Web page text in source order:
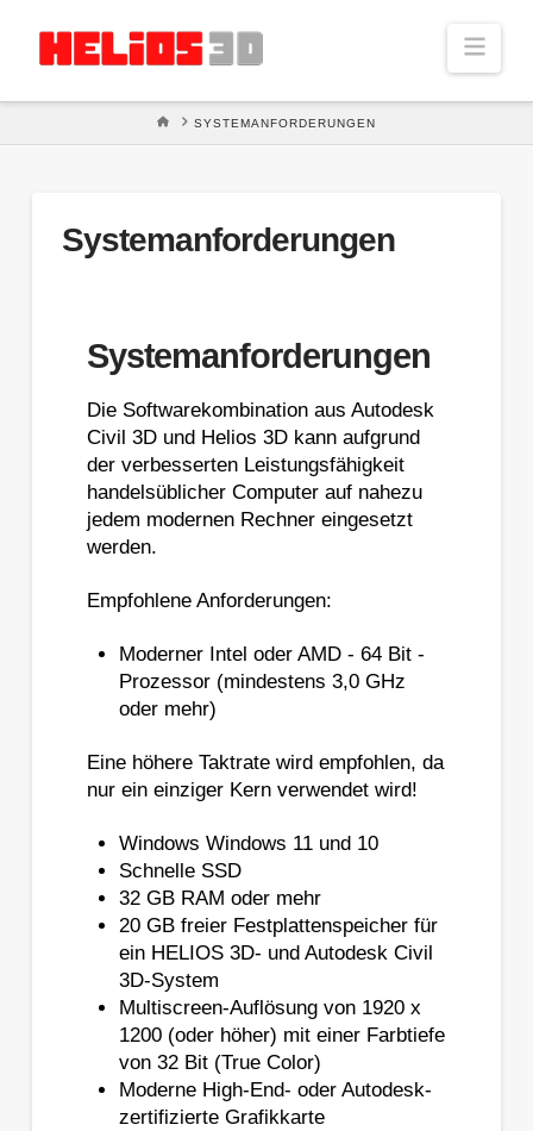
STARTSEITE
SYSTEMANFORDERUNGEN
Systemanforderungen
Systemanforderungen
Die Softwarekombination aus Autodesk
Civil 3D und Helios 3D kann aufgrund
der verbesserten Leistungsfähigkeit
handelsüblicher Computer auf nahezu
jedem modernen Rechner eingesetzt
werden.
Empfohlene Anforderungen:
Moderner Intel oder AMD - 64 Bit -
Prozessor (mindestens 3,0 GHz
oder mehr)
Eine höhere Taktrate wird empfohlen, da
nur ein einziger Kern verwendet wird!
Windows Windows 11 und 10
Schnelle SSD
32 GB RAM oder mehr
20 GB freier Festplattenspeicher für
ein HELIOS 3D- und Autodesk Civil
3D-System
Multiscreen-Auflösung von 1920 x
1200 (oder höher) mit einer Farbtiefe
von 32 Bit (True Color)
Moderne High-End- oder Autodesk-
zertifizierte Grafikkarte